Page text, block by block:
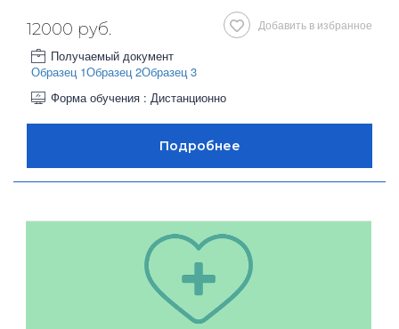
Добавить в избранное
12000 руб.
Получаемый документ
Образец 1Образец 2Образец 3
Форма обучения : Дистанционно